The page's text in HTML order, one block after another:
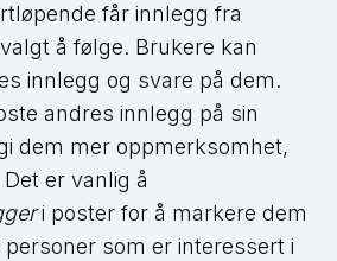
får innlegg fra
å følge. Brukere kan
innlegg og svare på dem.
andres innlegg på sin
dem mer oppmerksomhet,
Det er vanlig å
i poster for å markere dem
som er interessert i